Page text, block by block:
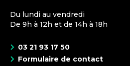
Du lundi au vendredi
De 9h à 12h et de 14h à 18h
03 21 93 17 50
Formulaire de contact